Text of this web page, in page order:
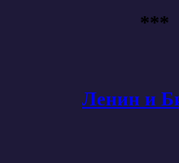
***
Ленин и